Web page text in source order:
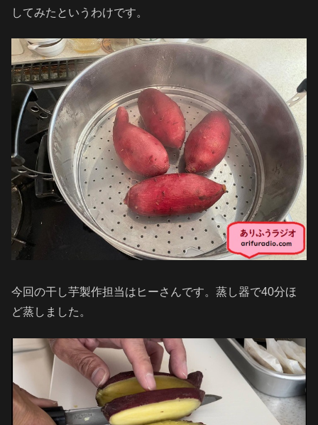
してみたというわけです。
今回の干し芋製作担当はヒーさんです。蒸し器で40分ほ
ど蒸しました。